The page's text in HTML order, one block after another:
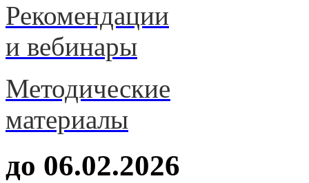
Рекомендации
и вебинары
Методические
материалы
до 06.02.2026